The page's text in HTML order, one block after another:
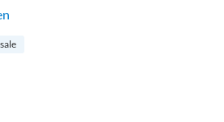
bei Mili in Hoheluft“
sale